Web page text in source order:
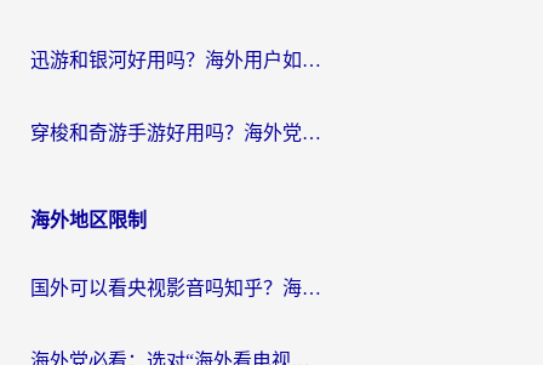
迅游和银河好用吗？海外用户如何选择回国加速器实现无缝访问国内资源
穿梭和奇游手游好用吗？海外党亲测3款回国加速器，附蜜蜂加速器七天试用攻略
海外地区限制
国外可以看央视影音吗知乎？海外党亲测有效的回国加速方案